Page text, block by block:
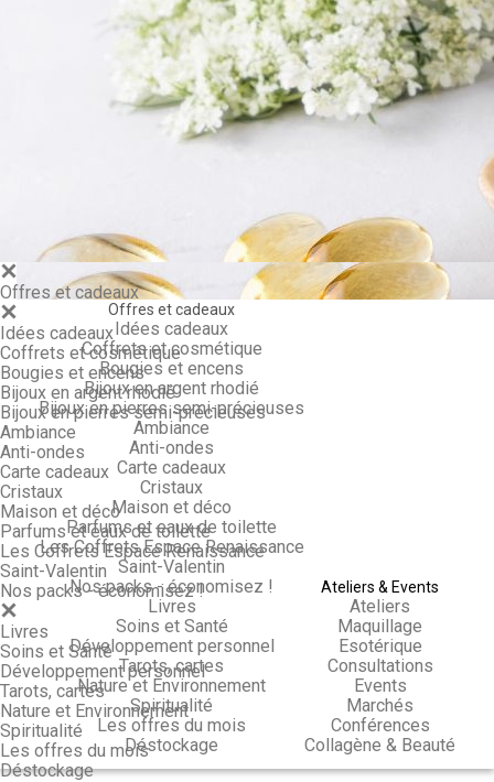
Offres et cadeaux
Idées cadeaux
Coffrets et cosmétique
Bougies et encens
Bijoux en argent rhodié
Bijoux en pierres semi-précieuses
Ambiance
Anti-ondes
Carte cadeaux
Cristaux
Maison et déco
Parfums et eaux de toilette
Les Coffrets Espace Renaissance
Saint-Valentin
Nos packs - économisez !
Livres
Soins et Santé
Développement personnel
Tarots, cartes
Nature et Environnement
Spiritualité
Les offres du mois
Déstockage
Offres et cadeaux
Idées cadeaux
Coffrets et cosmétique
Bougies et encens
Bijoux en argent rhodié
Bijoux en pierres semi-précieuses
Ambiance
Anti-ondes
Carte cadeaux
Cristaux
Maison et déco
Parfums et eaux de toilette
Les Coffrets Espace Renaissance
Saint-Valentin
Nos packs - économisez !
Livres
Soins et Santé
Développement personnel
Tarots, cartes
Nature et Environnement
Spiritualité
Les offres du mois
Déstockage
Ateliers & Events
Ateliers
Maquillage
Esotérique
Consultations
Events
Marchés
Conférences
Collagène & Beauté